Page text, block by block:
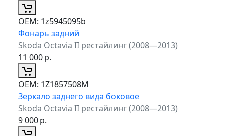
ОЕМ: 1z5945095b
Фонарь задний
Skoda Octavia II рестайлинг (2008—2013)
11 000р.
ОЕМ: 1Z1857508M
Зеркало заднего вида боковое
Skoda Octavia II рестайлинг (2008—2013)
9 000р.